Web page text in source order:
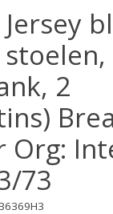
2
Org:
73